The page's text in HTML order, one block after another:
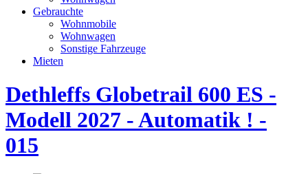
Gebrauchte
Wohnmobile
Wohnwagen
Sonstige Fahrzeuge
Mieten
Dethleffs Globetrail 600 ES -
Modell 2027 - Automatik ! -
015